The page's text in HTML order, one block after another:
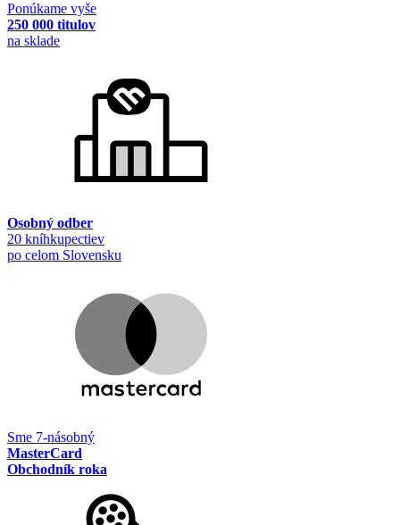
Ponúkame vyše
250 000 titulov
na sklade
Osobný odber
20 kníhkupectiev
po celom Slovensku
Sme 7-násobný
MasterCard
Obchodník roka